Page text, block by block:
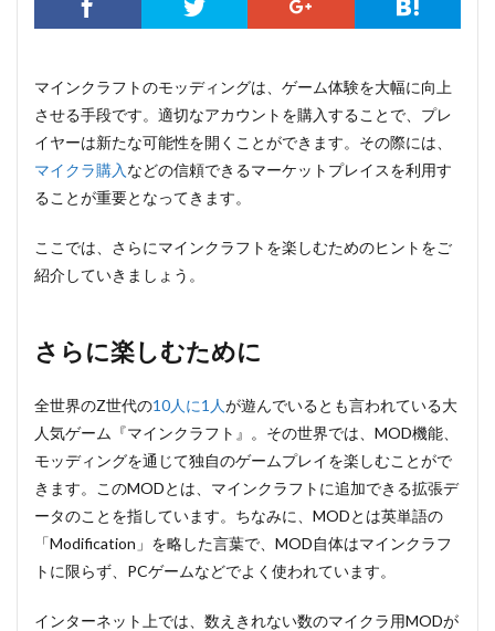
マインクラフトのモッディングは、ゲーム体験を大幅に向上
させる手段です。適切なアカウントを購入することで、プレ
イヤーは新たな可能性を開くことができます。その際には、
マイクラ購入 などの信頼できるマーケットプレイスを利用す
ることが重要となってきます。
ここでは、さらにマインクラフトを楽しむためのヒントをご
紹介していきましょう。
さらに楽しむために
全世界のZ世代の10人に1人が遊んでいるとも言われている大
人気ゲーム『マインクラフト』。その世界では、MOD機能、
モッディングを通じて独自のゲームプレイを楽しむことがで
きます。このMODとは、マインクラフトに追加できる拡張デ
ータのことを指しています。ちなみに、MODとは英単語の
「Modification」を略した言葉で、MOD自体はマインクラフ
トに限らず、PCゲームなどでよく使われています。
インターネット上では、数えきれない数のマイクラ用MODが